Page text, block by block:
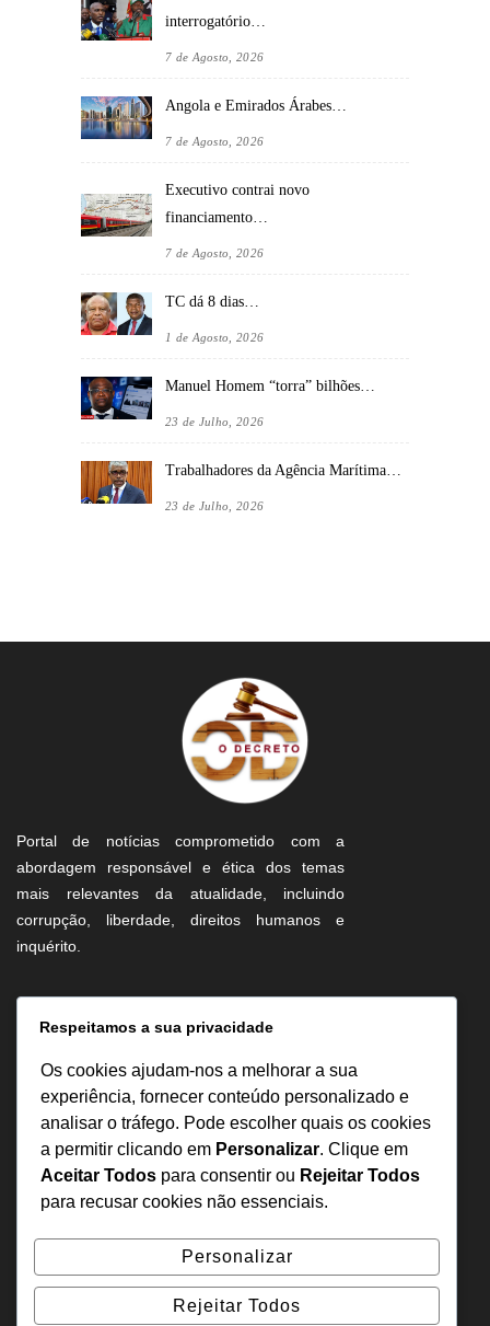
interrogatório…
7 de Agosto, 2026
Angola e Emirados Árabes…
7 de Agosto, 2026
Executivo contrai novo
financiamento…
7 de Agosto, 2026
TC dá 8 dias…
1 de Agosto, 2026
Manuel Homem “torra” bilhões…
23 de Julho, 2026
Trabalhadores da Agência Marítima…
23 de Julho, 2026
Portal de notícias comprometido com a
abordagem responsável e ética dos temas
mais relevantes da atualidade, incluindo
corrupção, liberdade, direitos humanos e
inquérito.
Informação
Sobre Nós
Estatuto Editorial
Inquérito
Denuncia
Política de Privacidade
Contactos
+244 957 277 922
denuncia@odecreto.com
Respeitamos a sua privacidade
Os cookies ajudam-nos a melhorar a sua
experiência, fornecer conteúdo personalizado e
analisar o tráfego. Pode escolher quais os cookies
a permitir clicando em Personalizar. Clique em
Aceitar Todos para consentir ou Rejeitar Todos
para recusar cookies não essenciais.
Personalizar
Rejeitar Todos